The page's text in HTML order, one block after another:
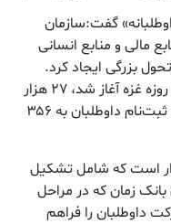
گفت:سازمان
مالی و منابع انسانی
بزرگی ایجاد کرد.
حرکتی خودجوش که در جریان جنگ ۱۲ روزه غزه آغاز شد، ۲۷ هزار
نفر را وارد مشارکت کرد و اکنون سامانه ثبت‌نام داوطلبان به ۳۵۶
است که شامل تشکیل
بانک زمان که در مراحل
داوطلبان را فراهم